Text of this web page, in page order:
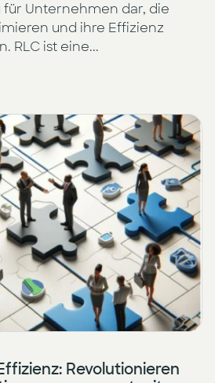
Unternehmen dar, die
und ihre Effizienz
RLC ist eine...
Revolutionieren